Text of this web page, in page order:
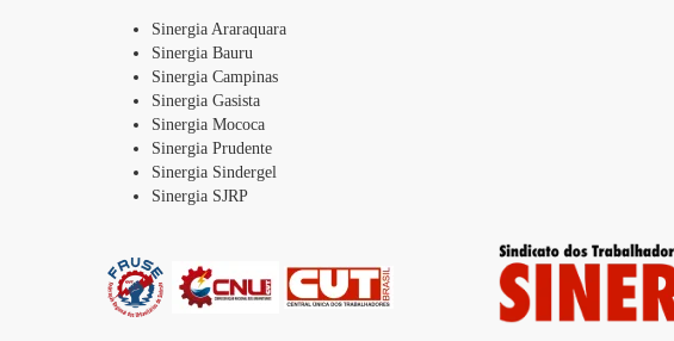
Sinergia Araraquara
Sinergia Bauru
Sinergia Campinas
Sinergia Gasista
Sinergia Mococa
Sinergia Prudente
Sinergia Sindergel
Sinergia SJRP